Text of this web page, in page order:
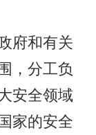
府和有关
，分工负
安全领域
家的安全